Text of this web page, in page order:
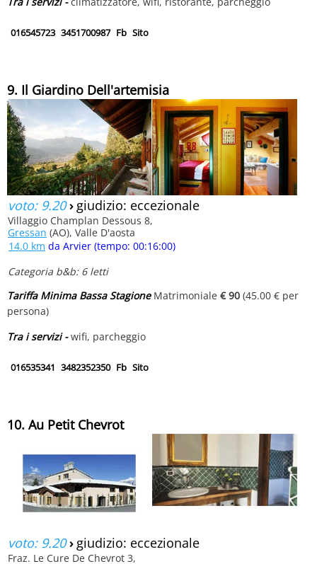
016545723 3451700987 Fb Sito
9. Il Giardino Dell'artemisia
voto: 9.20› giudizio: eccezionale
Villaggio Champlan Dessous 8,
Gressan (AO), Valle D'aosta
14.0 km da Arvier (tempo: 00:16:00)
Categoria b&b: 6 letti
Tariffa Minima Bassa StagioneMatrimoniale € 90 (45.00 € per
persona)
Tra i servizi -wifi, parcheggio
016535341 3482352350 Fb Sito
10. Au Petit Chevrot
voto: 9.20› giudizio: eccezionale
Fraz. Le Cure De Chevrot 3,